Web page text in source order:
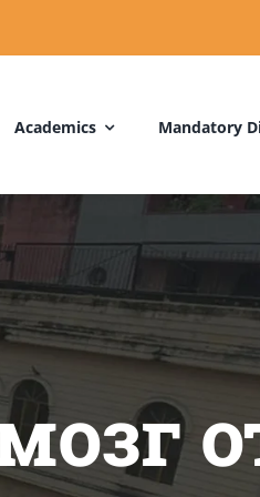
Academics Mandatory